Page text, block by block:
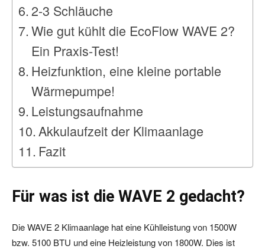
2-3 Schläuche
Wie gut kühlt die EcoFlow WAVE 2?
Ein Praxis-Test!
Heizfunktion, eine kleine portable
Wärmepumpe!
Leistungsaufnahme
Akkulaufzeit der Klimaanlage
Fazit
Für was ist die WAVE 2 gedacht?
Die WAVE 2 Klimaanlage hat eine Kühlleistung von 1500W
bzw. 5100 BTU und eine Heizleistung von 1800W. Dies ist